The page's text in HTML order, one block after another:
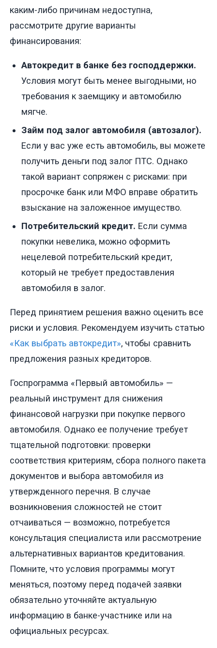
каким-либо причинам недоступна,
рассмотрите другие варианты
финансирования:
Автокредит в банке без господдержки.
Условия могут быть менее выгодными, но
требования к заемщику и автомобилю
мягче.
Займ под залог автомобиля (автозалог).
Если у вас уже есть автомобиль, вы можете
получить деньги под залог ПТС. Однако
такой вариант сопряжен с рисками: при
просрочке банк или МФО вправе обратить
взыскание на заложенное имущество.
Потребительский кредит. Если сумма
покупки невелика, можно оформить
нецелевой потребительский кредит,
который не требует предоставления
автомобиля в залог.
Перед принятием решения важно оценить все
риски и условия. Рекомендуем изучить статью
«Как выбрать автокредит», чтобы сравнить
предложения разных кредиторов.
Госпрограмма «Первый автомобиль» —
реальный инструмент для снижения
финансовой нагрузки при покупке первого
автомобиля. Однако ее получение требует
тщательной подготовки: проверки
соответствия критериям, сбора полного пакета
документов и выбора автомобиля из
утвержденного перечня. В случае
возникновения сложностей не стоит
отчаиваться — возможно, потребуется
консультация специалиста или рассмотрение
альтернативных вариантов кредитования.
Помните, что условия программы могут
меняться, поэтому перед подачей заявки
обязательно уточняйте актуальную
информацию в банке-участнике или на
официальных ресурсах.